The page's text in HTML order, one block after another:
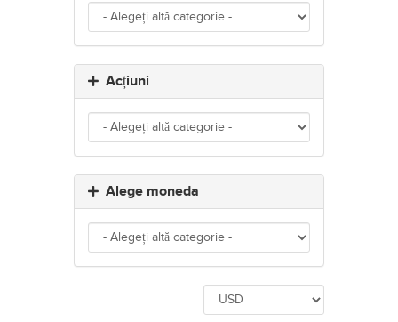
Acțiuni
Alege moneda